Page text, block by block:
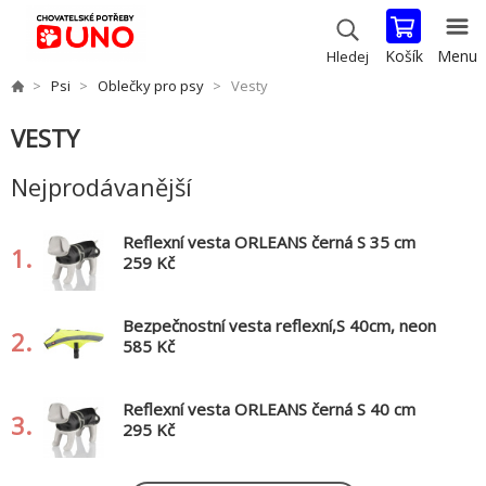
Hledej Košík Menu
Psi Oblečky pro psy Vesty
VESTY
Nejprodávanější
1.
Reflexní vesta ORLEANS černá S 35 cm
259 Kč
2.
Bezpečnostní vesta reflexní,S 40cm, neon
žlutá
585 Kč
3.
Reflexní vesta ORLEANS černá S 40 cm
295 Kč